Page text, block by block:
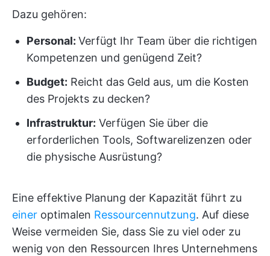
Dazu gehören:
Personal: Verfügt Ihr Team über die richtigen
Kompetenzen und genügend Zeit?
Budget: Reicht das Geld aus, um die Kosten
des Projekts zu decken?
Infrastruktur: Verfügen Sie über die
erforderlichen Tools, Softwarelizenzen oder
die physische Ausrüstung?
Eine effektive Planung der Kapazität führt zu
einer optimalen Ressourcennutzung. Auf diese
Weise vermeiden Sie, dass Sie zu viel oder zu
wenig von den Ressourcen Ihres Unternehmens